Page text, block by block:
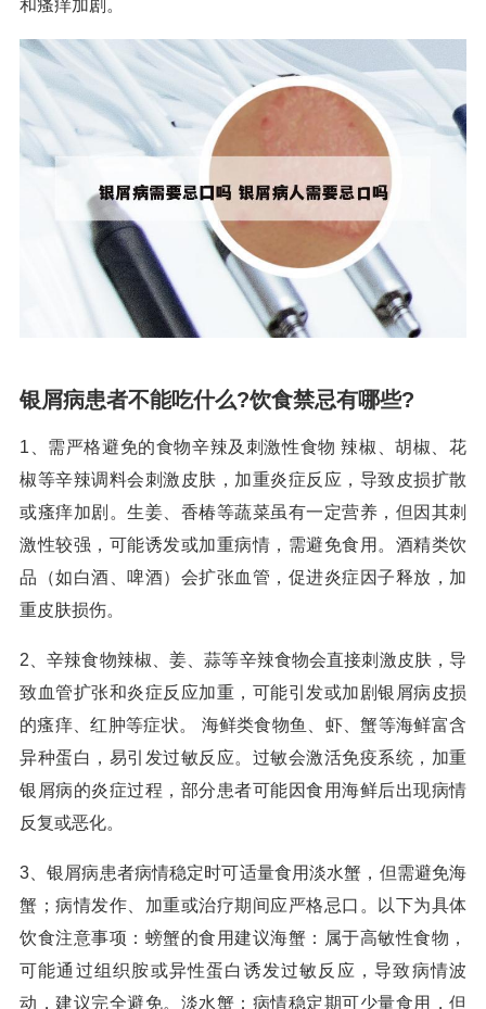
和瘙痒加剧。
银屑病患者不能吃什么?饮食禁忌有哪些?
1、需严格避免的食物辛辣及刺激性食物 辣椒、胡椒、花
椒等辛辣调料会刺激皮肤，加重炎症反应，导致皮损扩散
或瘙痒加剧。生姜、香椿等蔬菜虽有一定营养，但因其刺
激性较强，可能诱发或加重病情，需避免食用。酒精类饮
品（如白酒、啤酒）会扩张血管，促进炎症因子释放，加
重皮肤损伤。
2、辛辣食物辣椒、姜、蒜等辛辣食物会直接刺激皮肤，导
致血管扩张和炎症反应加重，可能引发或加剧银屑病皮损
的瘙痒、红肿等症状。 海鲜类食物鱼、虾、蟹等海鲜富含
异种蛋白，易引发过敏反应。过敏会激活免疫系统，加重
银屑病的炎症过程，部分患者可能因食用海鲜后出现病情
反复或恶化。
3、银屑病患者病情稳定时可适量食用淡水蟹，但需避免海
蟹；病情发作、加重或治疗期间应严格忌口。以下为具体
饮食注意事项：螃蟹的食用建议海蟹：属于高敏性食物，
可能通过组织胺或异性蛋白诱发过敏反应，导致病情波
动，建议完全避免。淡水蟹：病情稳定期可少量食用，但